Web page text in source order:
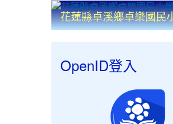
花蓮縣卓溪鄉卓樂國民
OpenID登入